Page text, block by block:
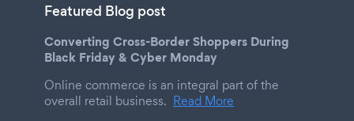
Featured Blog post
Converting Cross-Border Shoppers During
Black Friday & Cyber Monday
Online commerce is an integral part of the
overall retail business. Read More